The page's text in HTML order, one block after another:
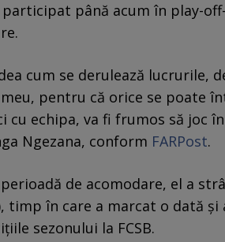
până acum în play-
cum se derulează lucrurile,
pentru că orice se poate
cu echipa, va fi frumos să joc
Ngezana, conform FARPost.
de acomodare, el a
timp în care a marcat o dată
sezonului la FCSB.